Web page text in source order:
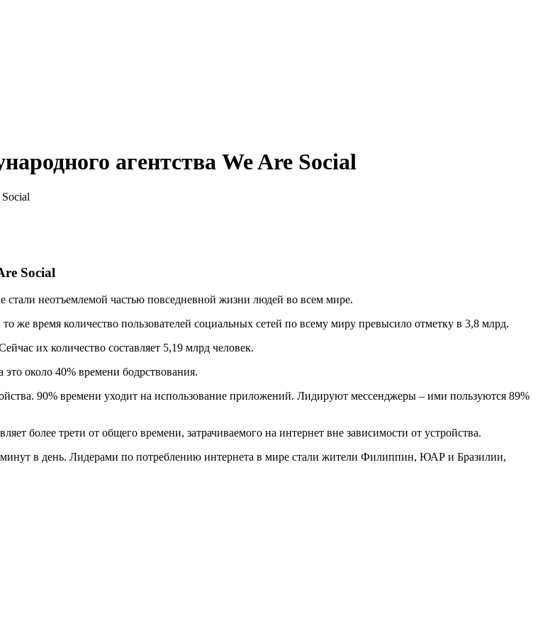
агентства We Are Social
Social
неотъемлемой частью повседневной жизни людей во всем мире.
время количество пользователей социальных сетей по всему миру превысило отметку в 3,8 млрд.
их количество составляет 5,19 млрд человек.
около 40% времени бодрствования.
90% времени уходит на использование приложений. Лидируют мессенджеры – ими пользуются 89%
более трети от общего времени, затрачиваемого на интернет вне зависимости от устройства.
минут в день. Лидерами по потреблению интернета в мире стали жители Филиппин, ЮАР и Бразилии,